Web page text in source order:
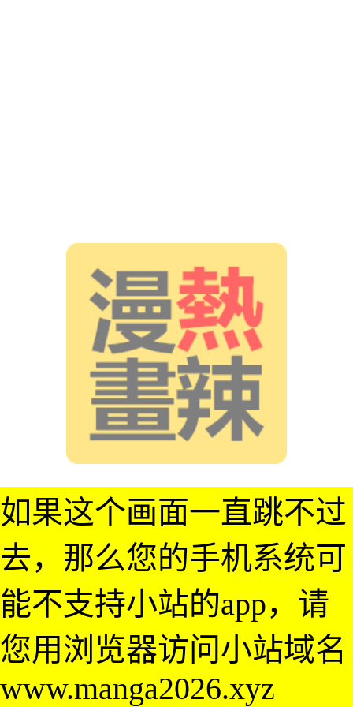
如果这个画面一直跳不过
去，那么您的手机系统可
能不支持小站的app，请
您用浏览器访问小站域名
www.manga2026.xyz